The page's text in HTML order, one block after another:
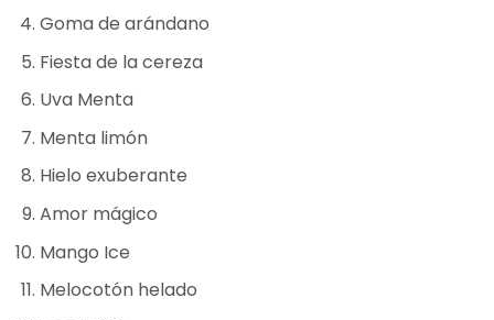
Goma de arándano
Fiesta de la cereza
Uva Menta
Menta limón
Hielo exuberante
Amor mágico
Mango Ice
Melocotón helado